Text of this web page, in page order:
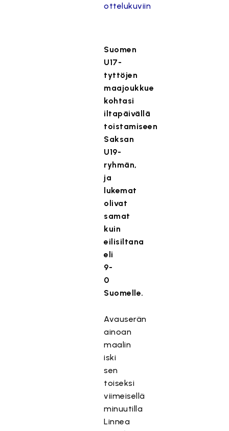
ottelukuviin
Suomen
U17-
tyttöjen
maajoukkue
kohtasi
iltapäivällä
toistamiseen
Saksan
U19-
ryhmän,
ja
lukemat
olivat
samat
kuin
eilisiltana
eli
9-
0
Suomelle.
Avauserän
ainoan
maalin
iski
sen
toiseksi
viimeisellä
minuutilla
Linnea